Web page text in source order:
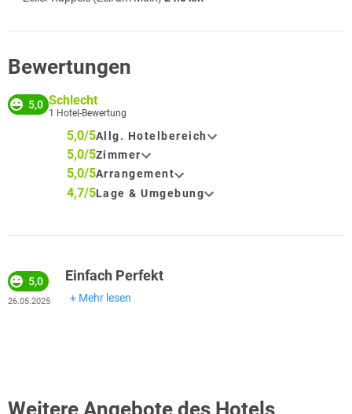
Bewertungen
5,0 Schlecht
1 Hotel-Bewertung
5,0/5Allg. Hotelbereich
5,0/5Zimmer
5,0/5Arrangement
4,7/5Lage & Umgebung
Einfach Perfekt
5,0
26.05.2025 Mehr lesen